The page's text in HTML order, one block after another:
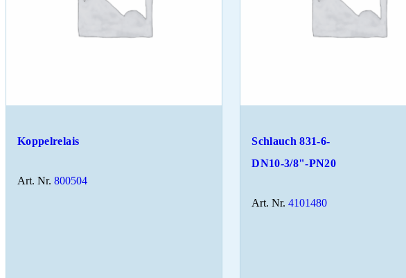
Koppelrelais
Art. Nr. 800504
Schlauch 831-6-
DN10-3/8"-PN20
Art. Nr. 4101480